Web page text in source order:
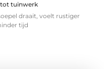
tuinwerk
draait, voelt rustiger
tijd